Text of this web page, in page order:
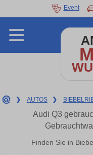
Event
❯ AUTOS ❯
Audi Q3
Finden Sie in